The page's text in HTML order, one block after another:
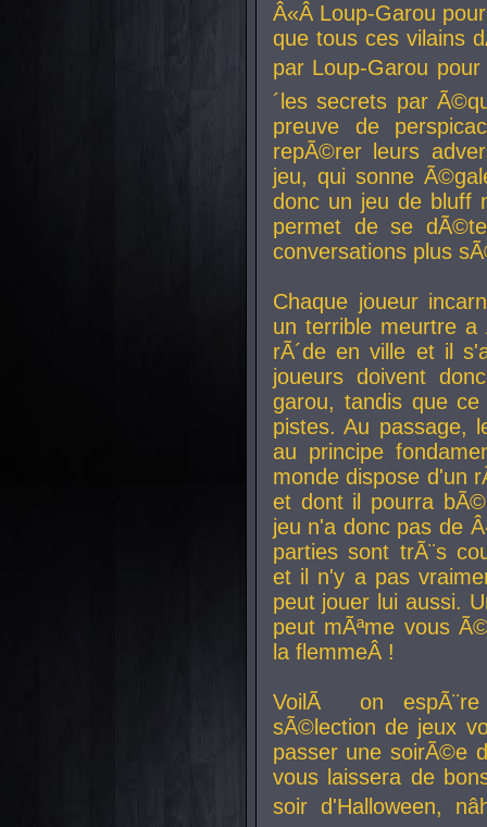
Â«Â Loup-Garou
que tous ces vilains
par Loup-Garou
´les secrets par
preuve de
repÃ©rer leurs
jeu, qui sonne
donc un jeu de bluff
permet de se
conversations plus
Chaque joueur
un terrible meurtre
rÃ´de en ville et il
joueurs doivent
garou, tandis que
pistes. Au passage,
au principe
monde dispose d'un
et dont il pourra
jeu n'a donc pas de
parties sont trÃ¨s
et il n'y a pas
peut jouer lui aussi.
peut mÃªme vous
la flemmeÂ !
VoilÃ on
sÃ©lection de jeux
passer une soirÃ©e
vous laissera de
soir d'Halloween,